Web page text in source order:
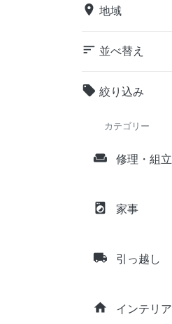
place 地域
sort 並べ替え
local_offer 絞り込み
カテゴリー
weekend 修理・組立
local_laundry_service 家事
local_shipping 引っ越し
home インテリア